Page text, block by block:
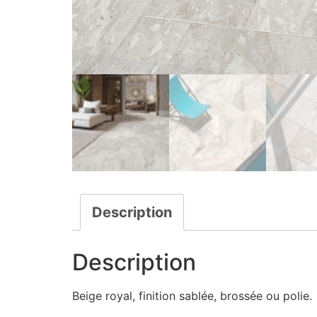
Description
Description
Beige royal, finition sablée, brossée ou polie.